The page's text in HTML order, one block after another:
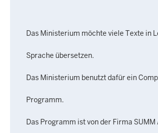
Das Ministerium möchte viele Texte in
Sprache übersetzen.
Das Ministerium benutzt dafür ein
Programm.
Das Programm ist von der Firma SUMM